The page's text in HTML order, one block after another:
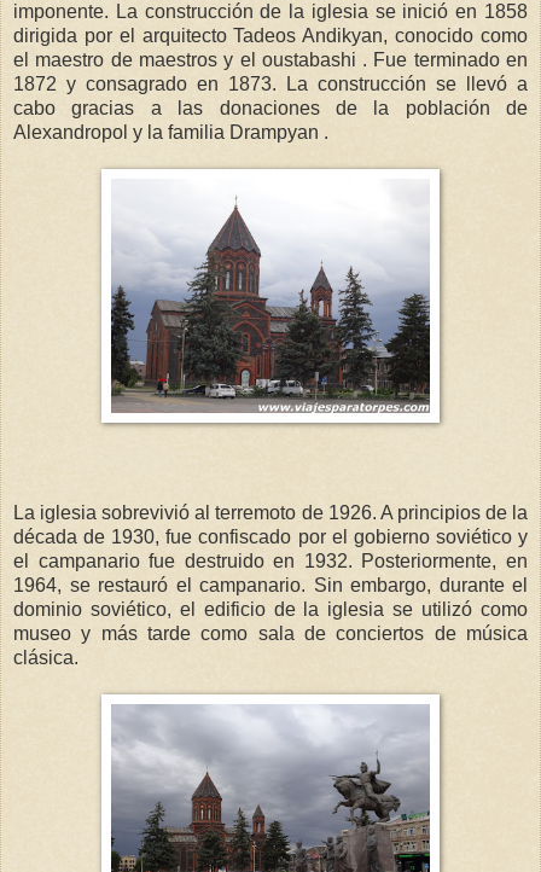
imponente. La construcción de la iglesia se inició en 1858
dirigida por el arquitecto Tadeos Andikyan, conocido como
el maestro de maestros y el oustabashi . Fue terminado en
1872 y consagrado en 1873. La construcción se llevó a
cabo gracias a las donaciones de la población de
Alexandropol y la familia Drampyan .
La iglesia sobrevivió al terremoto de 1926. A principios de la
década de 1930, fue confiscado por el gobierno soviético y
el campanario fue destruido en 1932. Posteriormente, en
1964, se restauró el campanario. Sin embargo, durante el
dominio soviético, el edificio de la iglesia se utilizó como
museo y más tarde como sala de conciertos de música
clásica.